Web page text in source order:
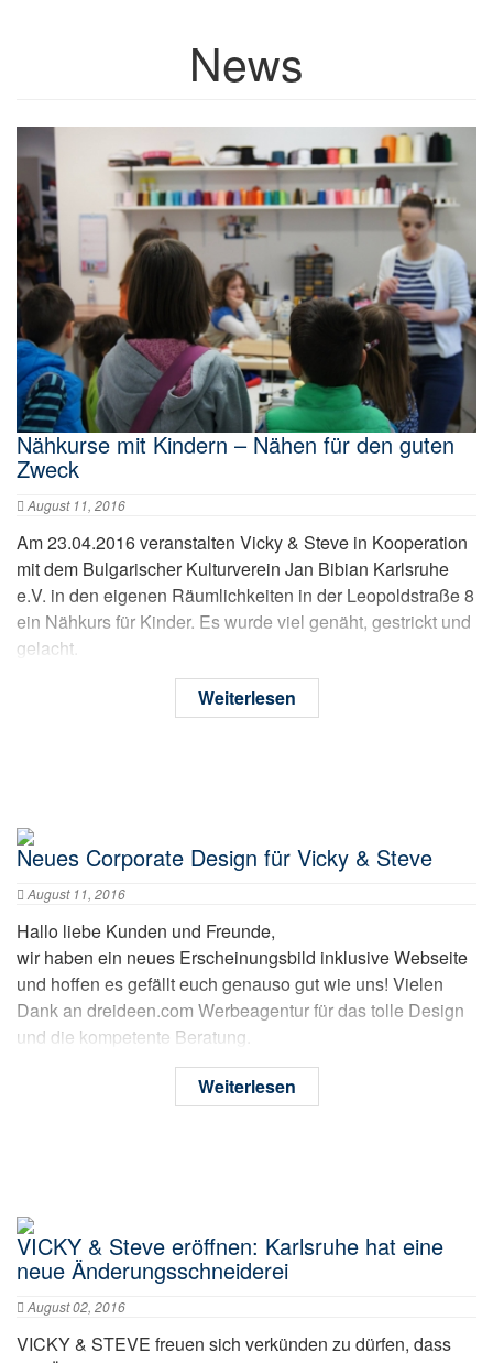
News
Nähkurse mit Kindern – Nähen für den guten
Zweck
August 11, 2016
Am 23.04.2016 veranstalten Vicky & Steve in Kooperation
mit dem Bulgarischer Kulturverein Jan Bibian Karlsruhe
e.V. in den eigenen Räumlichkeiten in der Leopoldstraße 8
ein Nähkurs für Kinder. Es wurde viel genäht, gestrickt und
gelacht.
Weiterlesen
Neues Corporate Design für Vicky & Steve
August 11, 2016
Hallo liebe Kunden und Freunde,
wir haben ein neues Erscheinungsbild inklusive Webseite
und hoffen es gefällt euch genauso gut wie uns! Vielen
Dank an dreideen.com Werbeagentur für das tolle Design
und die kompetente Beratung.
Weiterlesen
VICKY & Steve eröffnen: Karlsruhe hat eine
neue Änderungsschneiderei
August 02, 2016
VICKY & STEVE freuen sich verkünden zu dürfen, dass